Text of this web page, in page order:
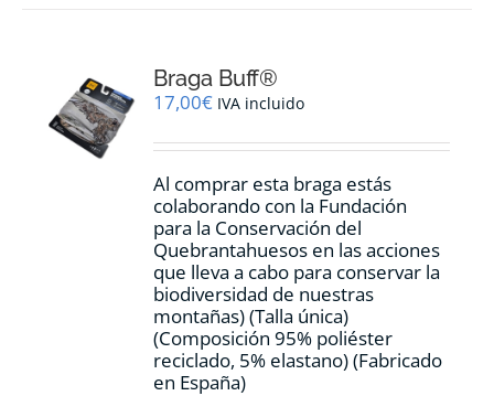
Braga Buff®
17,00€ IVA incluido
Al comprar esta braga estás
colaborando con la Fundación
para la Conservación del
Quebrantahuesos en las acciones
que lleva a cabo para conservar la
biodiversidad de nuestras
montañas) (Talla única)
(Composición 95% poliéster
reciclado, 5% elastano) (Fabricado
en España)